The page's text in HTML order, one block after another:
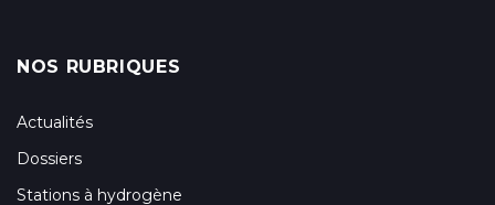
NOS RUBRIQUES
Actualités
Dossiers
Stations à hydrogène